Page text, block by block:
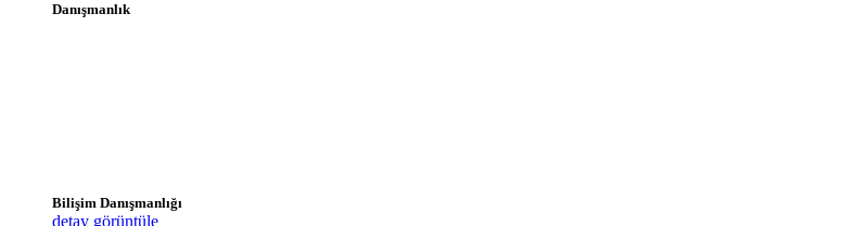
Danışmanlık
Bilişim Danışmanlığı
detay görüntüle